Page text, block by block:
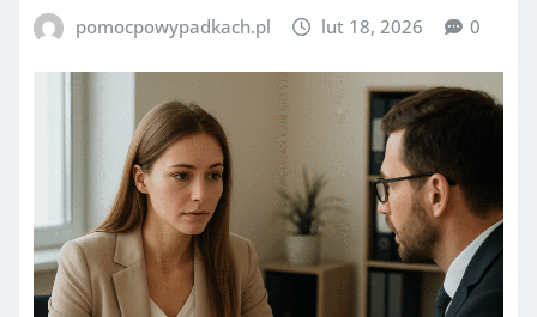
pomocpowypadkach.pl lut 18, 2026 0